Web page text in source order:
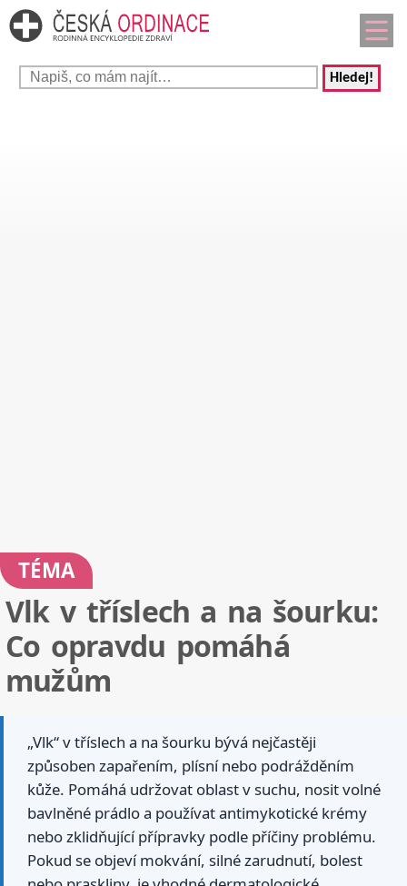
Hledej!
TÉMA
Vlk v tříslech a na šourku:
Co opravdu pomáhá
mužům
„Vlk“ v tříslech a na šourku bývá nejčastěji
způsoben zapařením, plísní nebo podrážděním
kůže. Pomáhá udržovat oblast v suchu, nosit volné
bavlněné prádlo a používat antimykotické krémy
nebo zklidňující přípravky podle příčiny problému.
Pokud se objeví mokvání, silné zarudnutí, bolest